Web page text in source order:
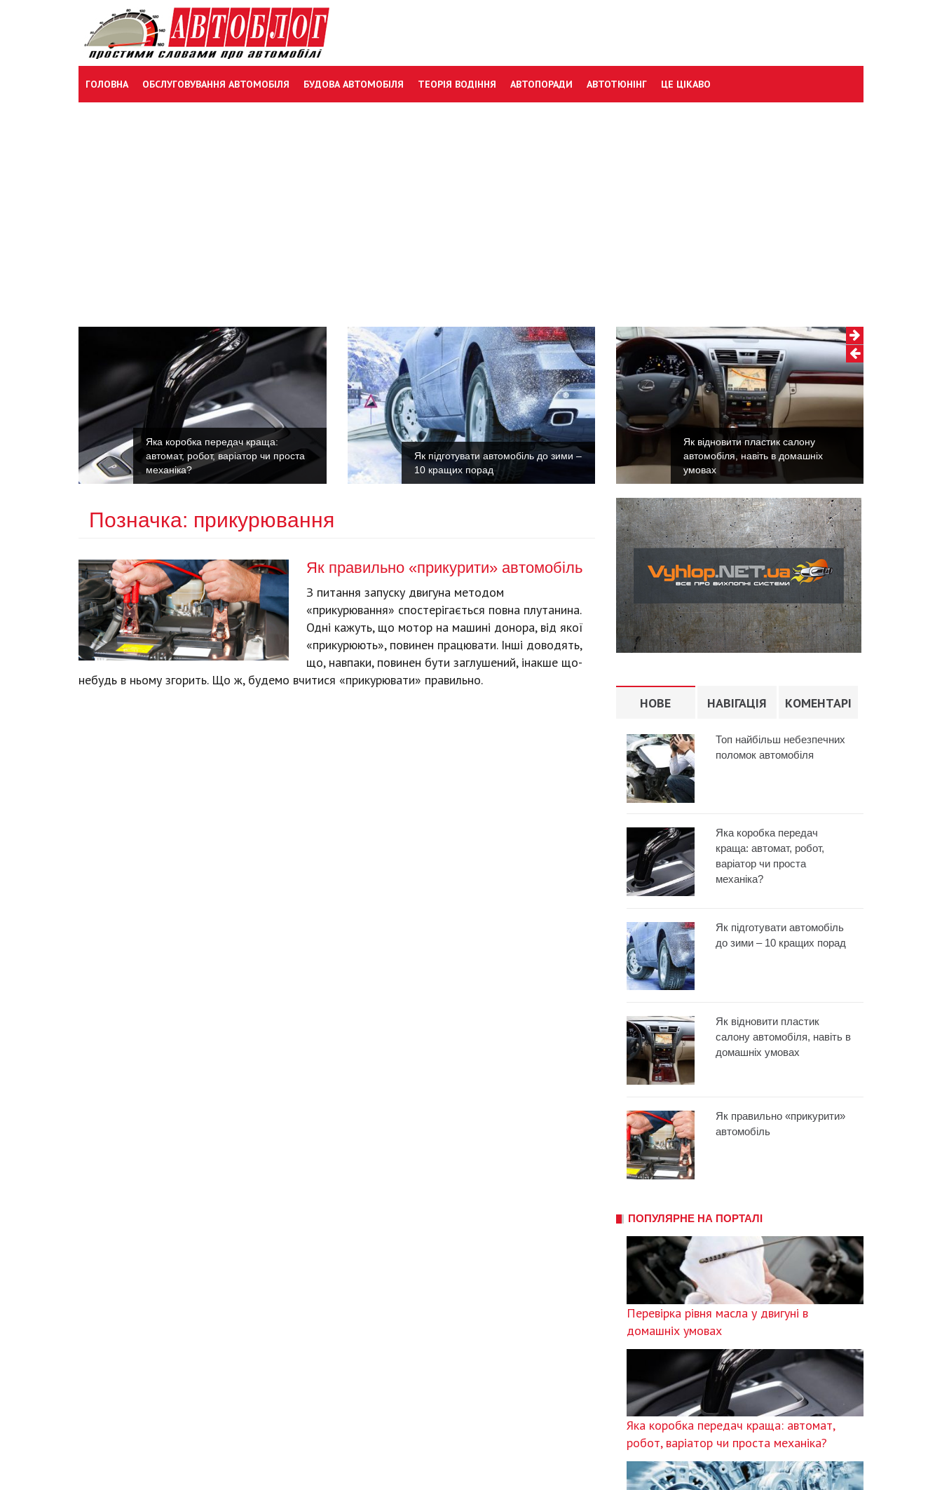
ГОЛОВНА ОБСЛУГОВУВАННЯ АВТОМОБІЛЯ БУДОВА АВТОМОБІЛЯ ТЕОРІЯ ВОДІННЯ АВТОПОРАДИ АВТОТЮНІНГ ЦЕ ЦІКАВО
Яка коробка передач краща:
автомат, робот, варіатор чи проста
механіка?
Як підготувати автомобіль до зими –
10 кращих порад
Як відновити пластик салону
автомобіля, навіть в домашніх
умовах
Позначка: прикурювання
Як правильно «прикурити» автомобіль
З питання запуску двигуна методом
«прикурювання» спостерігається повна плутанина.
Одні кажуть, що мотор на машині донора, від якої
«прикурюють», повинен працювати. Інші доводять,
що, навпаки, повинен бути заглушений, інакше що-
небудь в ньому згорить. Що ж, будемо вчитися «прикурювати» правильно.
НОВЕ
НАВІГАЦІЯ КОМЕНТАРІ
Топ найбільш небезпечних
поломок автомобіля
Яка коробка передач
краща: автомат, робот,
варіатор чи проста
механіка?
Як підготувати автомобіль
до зими – 10 кращих порад
Як відновити пластик
салону автомобіля, навіть в
домашніх умовах
Як правильно «прикурити»
автомобіль
ПОПУЛЯРНЕ НА ПОРТАЛІ
Перевірка рівня масла у двигуні в
домашніх умовах
Яка коробка передач краща: автомат,
робот, варіатор чи проста механіка?